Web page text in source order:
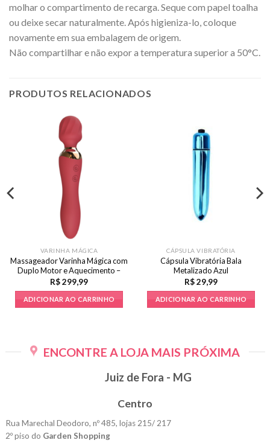
molhar o compartimento de recarga. Seque com papel toalha
ou deixe secar naturalmente. Após higieniza-lo, coloque
novamente em sua embalagem de origem.
Não compartilhar e não expor a temperatura superior a 50°C.
PRODUTOS RELACIONADOS
VARINHA MÁGICA
Massageador Varinha Mágica com
Duplo Motor e Aquecimento –
Vermelho
R$299,99
ADICIONAR AO CARRINHO
CÁPSULA VIBRATÓRIA
Cápsula Vibratória Bala
Metalizado Azul
R$29,99
ADICIONAR AO CARRINHO
ENCONTRE A LOJA MAIS PRÓXIMA
Juiz de Fora - MG
Centro
Rua Marechal Deodoro, nº 485, lojas 215/ 217
2º piso do Garden Shopping